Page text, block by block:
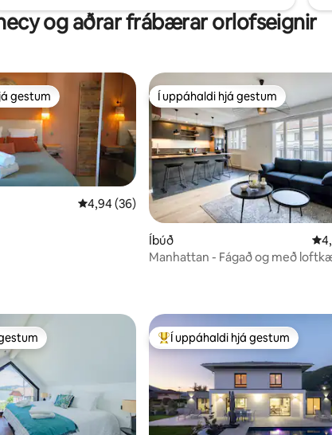
og aðrar frábærar orlofseignir
hjá gestum
gestum
4,94 af 5 í meðaleinkunn, 36 umsagnir
4,94 (36)
Í uppáhaldi hjá gestum
Í uppáhaldi hjá gestum
Íbúð
Manhattan - Fágað og með
Í mestu uppáhaldi hjá gestum
Í uppáhaldi hjá gestum